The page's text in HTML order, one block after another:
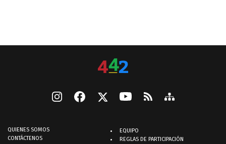
QUIENES SOMOS
CONTÁCTENOS
EQUIPO
REGLAS DE PARTICIPACIÓN